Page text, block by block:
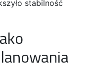
stabilność